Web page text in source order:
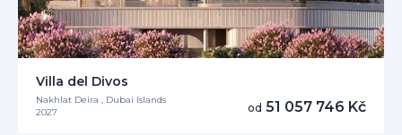
Villa del Divos
Nakhlat Deira , Dubai Islands
2027
od 51 057 746 Kč